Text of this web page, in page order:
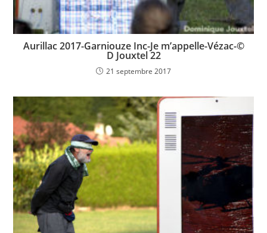
Aurillac 2017-Garniouze Inc-Je m’appelle-Vézac-©
D Jouxtel 22
21 septembre 2017